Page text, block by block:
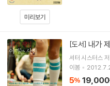
미리보기
[도서] 내가
셔터 시스터스
이봄
5% 19,000